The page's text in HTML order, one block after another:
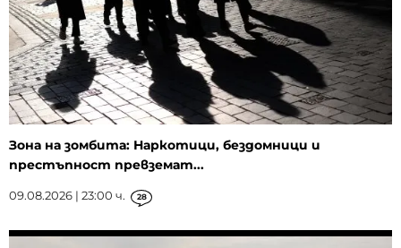
Зона на зомбита: Наркотици, бездомници и
престъпност превземат...
09.08.2026 | 23:00 ч. 28